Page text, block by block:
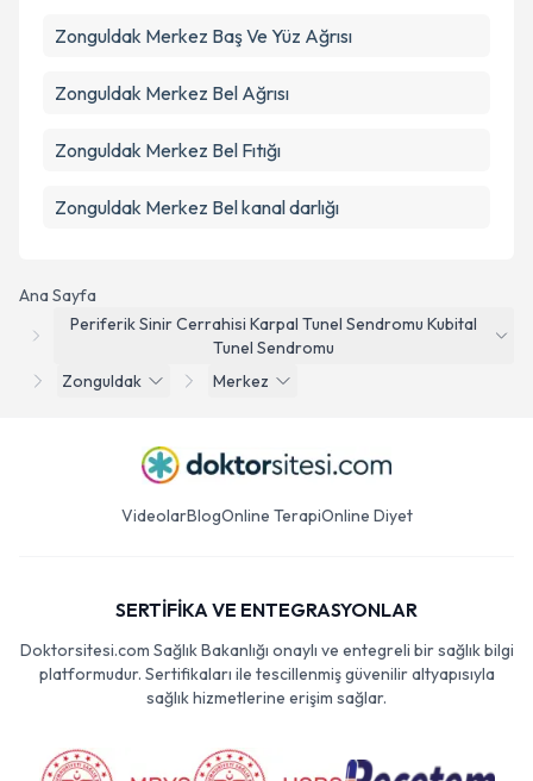
Ana Sayfa
Periferik Sinir Cerrahisi Karpal Tunel Sendromu Kubital
Tunel Sendromu
Zonguldak
Merkez
Zonguldak Merkez Baş Ve Yüz Ağrısı
Zonguldak Merkez Bel Ağrısı
Zonguldak Merkez Bel Fıtığı
Zonguldak Merkez Bel kanal darlığı
VideolarBlogOnline TerapiOnline Diyet
SERTİFİKA VE ENTEGRASYONLAR
Doktorsitesi.com Sağlık Bakanlığı onaylı ve entegreli bir sağlık bilgi
platformudur. Sertifikaları ile tescillenmiş güvenilir altyapısıyla
sağlık hizmetlerine erişim sağlar.